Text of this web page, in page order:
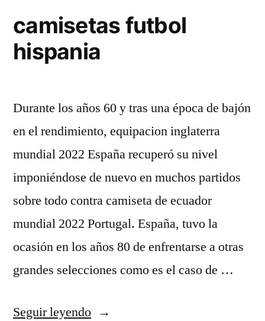
camisetas futbol
hispania
Durante los años 60 y tras una época de bajón
en el rendimiento, equipacion inglaterra
mundial 2022 España recuperó su nivel
imponiéndose de nuevo en muchos partidos
sobre todo contra camiseta de ecuador
mundial 2022 Portugal. España, tuvo la
ocasión en los años 80 de enfrentarse a otras
grandes selecciones como es el caso de …
Seguir leyendo«camisetas